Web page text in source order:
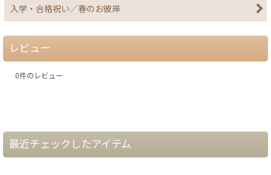
入学・合格祝い／春のお彼岸
レビュー
0件のレビュー
最近チェックしたアイテム